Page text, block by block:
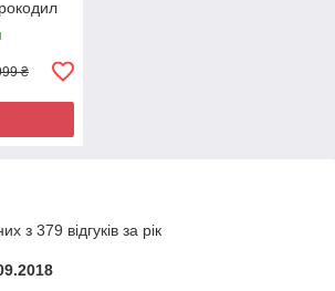
₴
з 379 відгуків за рік